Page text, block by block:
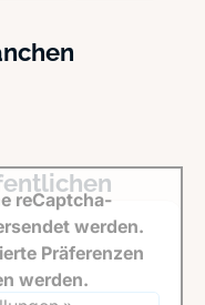
reCaptcha-
werden.
Präferenzen
werden.